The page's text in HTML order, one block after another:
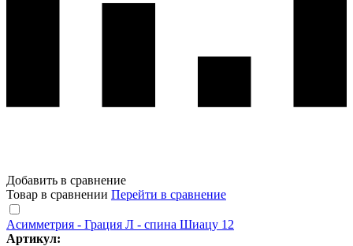
Добавить в сравнение
Товар в сравнении Перейти в сравнение
Асимметрия - Грация Л - спина Шиацу 12
Артикул: